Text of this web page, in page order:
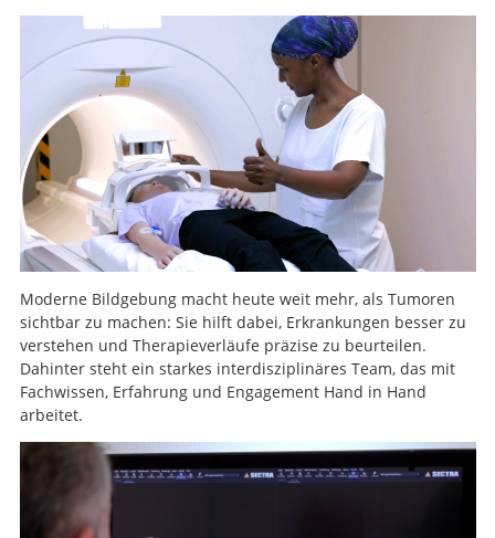
Moderne Bildgebung macht heute weit mehr, als Tumoren
sichtbar zu machen: Sie hilft dabei, Erkrankungen besser zu
verstehen und Therapieverläufe präzise zu beurteilen.
Dahinter steht ein starkes interdisziplinäres Team, das mit
Fachwissen, Erfahrung und Engagement Hand in Hand
arbeitet.